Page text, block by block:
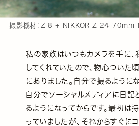
撮影機材：Z 8 + NIKKOR Z 24-
私の家族はいつもカメラを手に
してくれていたので、物心ついた
にありました。自分で撮るように
自分でソーシャルメディアに日記
るようになってからです。最初は
っていましたが、それからすぐに